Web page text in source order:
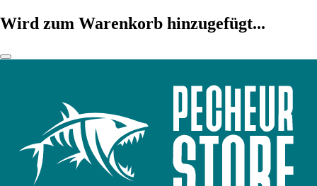
Wird zum Warenkorb hinzugefügt...